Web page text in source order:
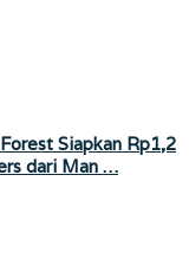
Siapkan Rp1,2
dari Man …